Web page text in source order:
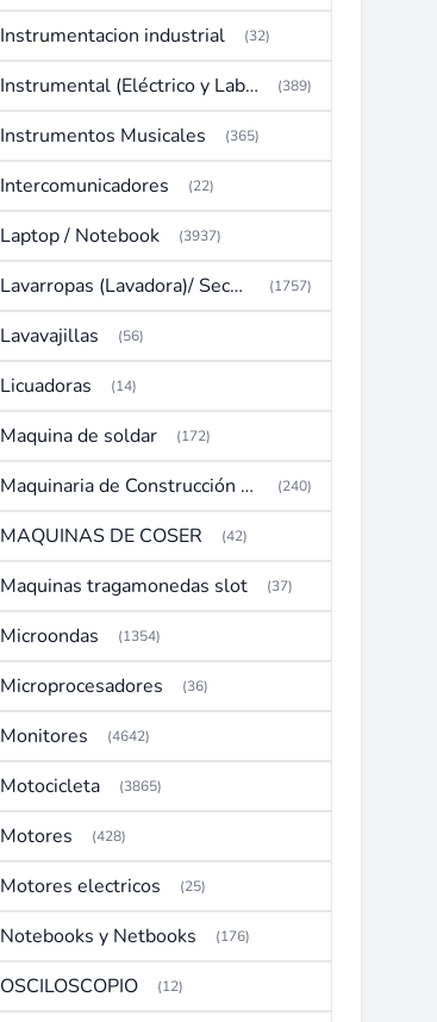
Instrumentacion industrial (32)
Instrumental (Eléctrico y Laboratorio) (389)
Instrumentos Musicales (365)
Intercomunicadores (22)
Laptop / Notebook (3937)
Lavarropas (Lavadora)/ Secadoras (1757)
Lavavajillas (56)
Licuadoras (14)
Maquina de soldar (172)
Maquinaria de Construcción (Maquinaria Pesada) (240)
MAQUINAS DE COSER (42)
Maquinas tragamonedas slot (37)
Microondas (1354)
Microprocesadores (36)
Monitores (4642)
Motocicleta (3865)
Motores (428)
Motores electricos (25)
Notebooks y Netbooks (176)
OSCILOSCOPIO (12)